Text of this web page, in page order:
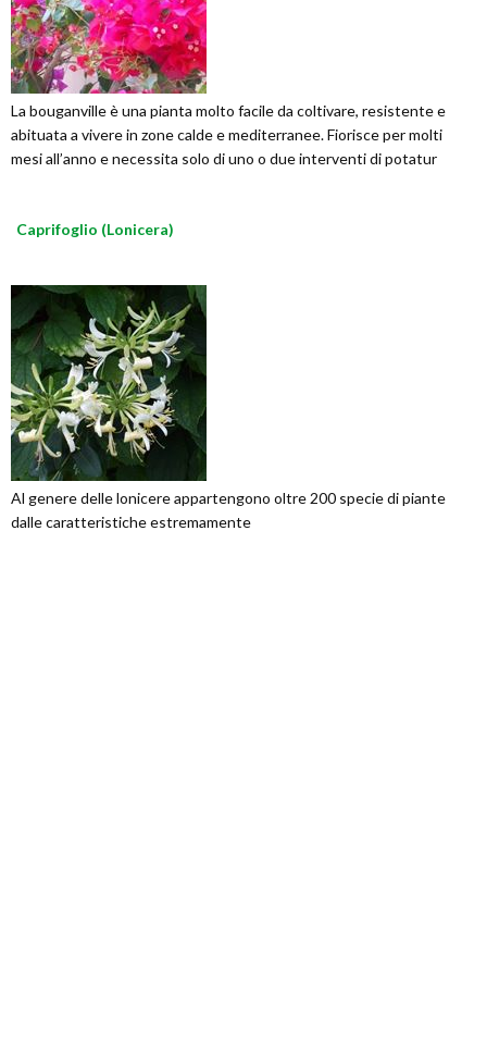
La bouganville è una pianta molto facile da coltivare, resistente e
abituata a vivere in zone calde e mediterranee. Fiorisce per molti
mesi all’anno e necessita solo di uno o due interventi di potatur
Caprifoglio (Lonicera)
Al genere delle lonicere appartengono oltre 200 specie di piante
dalle caratteristiche estremamente